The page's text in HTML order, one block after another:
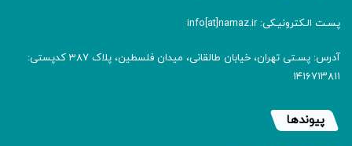
پسـت الـکترونیـکی: info[at]namaz.ir
آدرس: پسـتی تهران، خیابان طالقانی، میدان فلسطین، پلاک 387 کدپستی:
۱۴۱۶۷۱۳۸۱۱
پیوندها